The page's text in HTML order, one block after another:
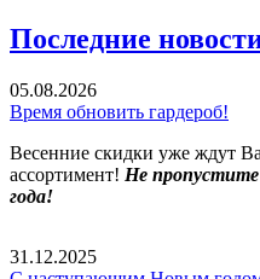
Последние
05.08.2026
Время обновить гардероб!
Весенние скидки уже ждут
ассортимент! Не пропустите
года!
31.12.2025